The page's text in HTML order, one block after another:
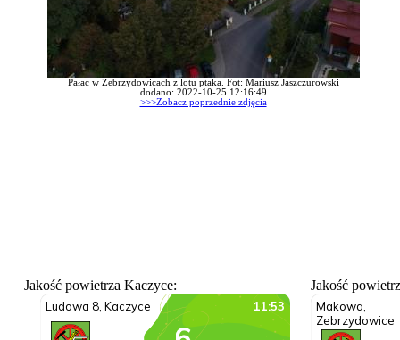
Pałac w Zebrzydowicach z lotu ptaka. Fot: Mariusz Jaszczurowski
dodano: 2022-10-25 12:16:49
>>>Zobacz poprzednie zdjęcia
Jakość powietrza Kaczyce: Jakość